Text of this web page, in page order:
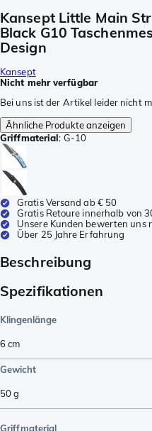
Kansept Little Main
Black G10
Design
Kansept
Nicht mehr verfügbar
Bei uns ist der Artikel leider nicht
Ähnliche Produkte anzeigen
Griffmaterial: G-10
Gratis Versand ab € 50
Gratis Retoure innerhalb von
Unsere Kunden bewerten uns
Über 25 Jahre Erfahrung
Beschreibung
Spezifikationen
Klingenlänge
6cm
Gewicht
50g
Griffmaterial